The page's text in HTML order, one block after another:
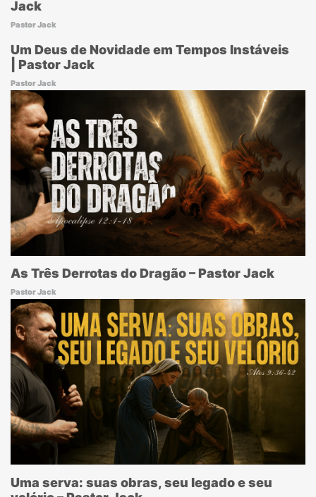
Jack
Pastor Jack
Um Deus de Novidade em Tempos Instáveis
| Pastor Jack
Pastor Jack
As Três Derrotas do Dragão – Pastor Jack
Pastor Jack
Uma serva: suas obras, seu legado e seu